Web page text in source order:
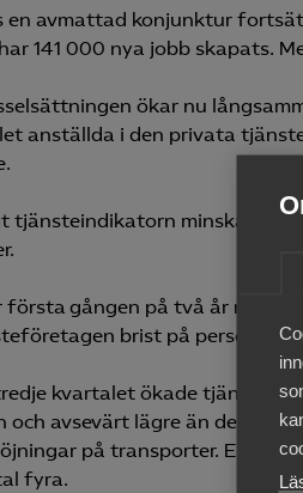
en avmattad konjunktur
141 000 nya jobb skapats.
ökar nu
anställda i den privata
tjänsteindikatorn minskar
första gången på två år
brist på personal,
kvartalet ökade
och avsevärt lägre än den
på transporter. Enligt
fyra.